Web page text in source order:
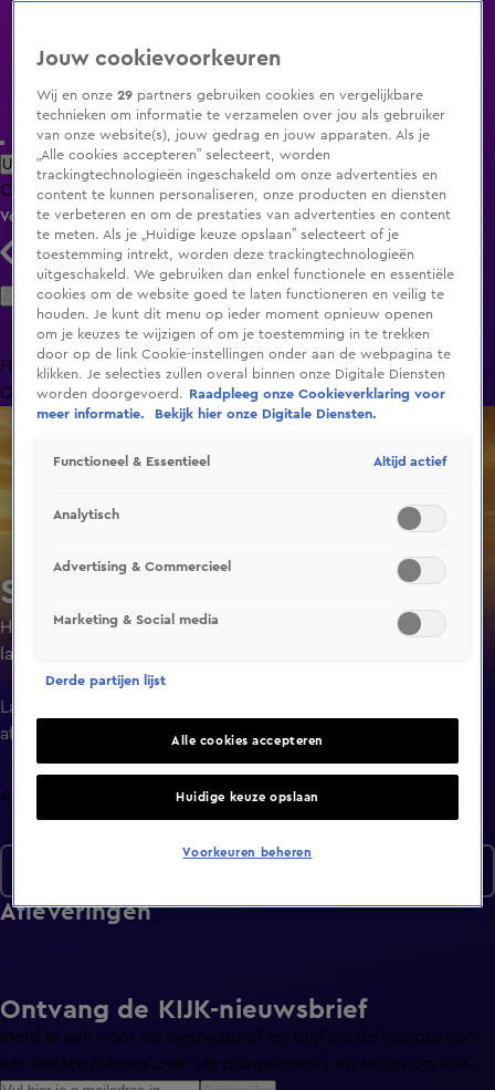
Uitzending Gemist Populaire programma's Zenders Genres
ClipsFilmsRadioSmart TV inlogShop
Volg KIJK
Zoeken
HomeUitzending Gemist Programma's De Bondgenoten
OranjezomerLivestreamsShop
SEAL Team
Het SEAL-team traint voor de gevaarlijkste missies die het
land van ze kan vragen. Jason Hayes leidt deze elite-
eenheid, ten koste van zijn gezinsleven.
Laatste
aflevering
Afleveringen
Afleveringen
Ontvang de KIJK-nieuwsbrief
Meld je aan voor de nieuwsbrief en blijf op de hoogte van
het laatste nieuws over de programma’s en series op KIJK.
Jouw cookievoorkeuren
Wij en onze29 partners gebruiken cookies en vergelijkbare
technieken om informatie te verzamelen over jou als gebruiker
van onze website(s), jouw gedrag en jouw apparaten. Als je
„Alle cookies accepteren” selecteert, worden
trackingtechnologieën ingeschakeld om onze advertenties en
content te kunnen personaliseren, onze producten en diensten
te verbeteren en om de prestaties van advertenties en content
te meten. Als je „Huidige keuze opslaan” selecteert of je
toestemming intrekt, worden deze trackingtechnologieën
uitgeschakeld. We gebruiken dan enkel functionele en essentiële
cookies om de website goed te laten functioneren en veilig te
houden. Je kunt dit menu op ieder moment opnieuw openen
om je keuzes te wijzigen of om je toestemming in te trekken
door op de link Cookie-instellingen onder aan de webpagina te
klikken. Je selecties zullen overal binnen onze Digitale Diensten
worden doorgevoerd.
Raadpleeg onze Cookieverklaring voor
meer informatie.
Bekijk hier onze Digitale Diensten.
Functioneel & Essentieel Altijd actief
Analytisch
Advertising & Commercieel
Marketing & Social media
Derde partijen lijst
Alle cookies accepteren
Huidige keuze opslaan
Voorkeuren beheren